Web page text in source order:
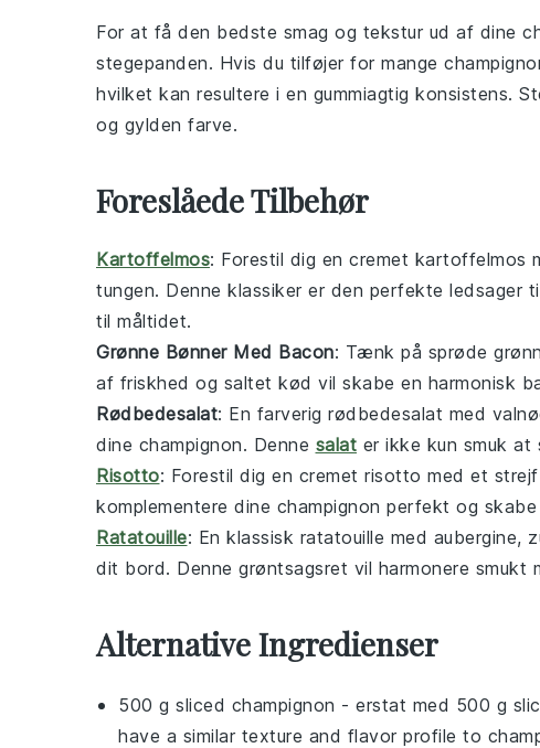
For at få den bedste smag og tekstur ud af dine
stegepanden. Hvis du tilføjer for mange
hvilket kan resultere i en gummiagtig konsistens.
og gylden farve.
Foreslåede Tilbehør
Kartoffelmos: Forestil dig en cremet kartoffelmos
tungen. Denne klassiker er den perfekte ledsager
til måltidet.
Grønne Bønner Med Bacon: Tænk på sprøde
af friskhed og saltet kød vil skabe en harmonisk
Rødbedesalat: En farverig rødbedesalat med
dine champignon. Denne salat er ikke kun smuk at
Risotto: Forestil dig en cremet risotto med et
komplementere dine champignon perfekt og skabe
Ratatouille: En klassisk ratatouille med aubergine,
dit bord. Denne grøntsagsret vil harmonere smukt
Alternative Ingredienser
500 g sliced champignon - erstat med 500 g
have a similar texture and flavor profile to